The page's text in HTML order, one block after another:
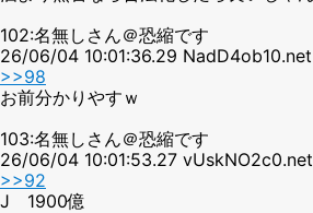
102:名無しさん＠恐縮です
26/06/04 10:01:36.29 NadD4ob10.net
>>98
お前分かりやすｗ
103:名無しさん＠恐縮です
26/06/04 10:01:53.27 vUskNO2c0.net
>>92
J 1900億